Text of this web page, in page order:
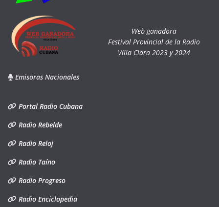
Web ganadora
Festival Provincial de la Radio
Villa Clara 2023 y 2024
Emisoras Nacionales
Portal Radio Cubana
Radio Rebelde
Radio Reloj
Radio Taíno
Radio Progreso
Radio Enciclopedia